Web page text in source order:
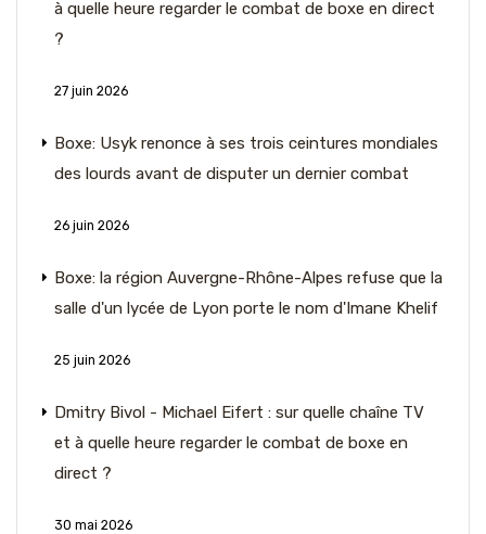
à quelle heure regarder le combat de boxe en direct
?
27 juin 2026
Boxe: Usyk renonce à ses trois ceintures mondiales
des lourds avant de disputer un dernier combat
26 juin 2026
Boxe: la région Auvergne-Rhône-Alpes refuse que la
salle d'un lycée de Lyon porte le nom d'Imane Khelif
25 juin 2026
Dmitry Bivol - Michael Eifert : sur quelle chaîne TV
et à quelle heure regarder le combat de boxe en
direct ?
30 mai 2026